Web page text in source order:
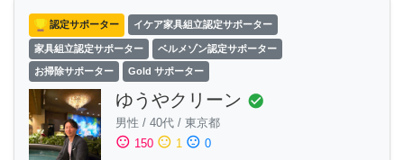
認定サポーター イケア家具組立認定サポーター
家具組立認定サポーター ベルメゾン認定サポーター
お掃除サポーター Gold サポーター
ゆうやクリーン check_circle
男性 / 40代 / 東京都
sentiment_satisfied 150 sentiment_neutral 1 sentiment_dissatisfied 0